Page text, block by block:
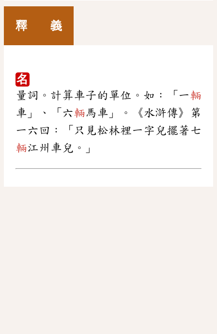
釋 義
名
量詞。計算車子的單位。如：「一輛
車」、「六輛馬車」。《水滸傳》第
一六回：「只見松林裡一字兒擺著七
輛江州車兒。」